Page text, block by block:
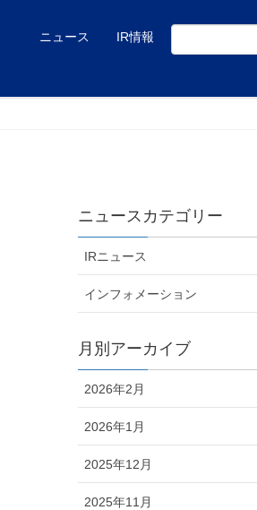
ニュース IR情報
ニュースカテゴリー
IRニュース
インフォメーション
月別アーカイブ
2026年2月
2026年1月
2025年12月
2025年11月